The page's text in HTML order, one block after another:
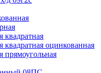
квадратная
квадратная оцинкованная
прямоугольная